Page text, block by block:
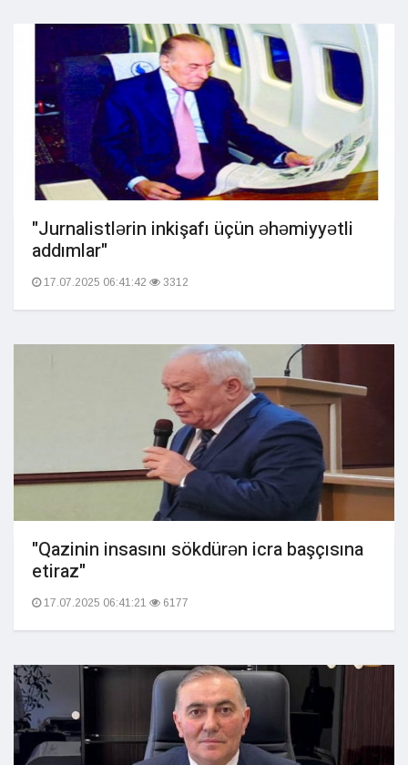
"Jurnalistlərin inkişafı üçün əhəmiyyətli
addımlar"
17.07.2025 06:41:42 3312
"Qazinin insasını sökdürən icra başçısına
etiraz"
17.07.2025 06:41:21 6177